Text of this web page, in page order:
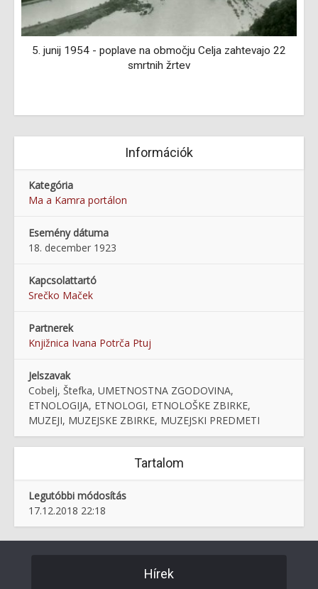
5. junij 1954 - poplave na območju Celja zahtevajo 22
smrtnih žrtev
Információk
Kategória
Ma a Kamra portálon
Esemény dátuma
18. december 1923
Kapcsolattartó
Srečko Maček
Partnerek
Knjižnica Ivana Potrča Ptuj
Jelszavak
Cobelj, Štefka, UMETNOSTNA ZGODOVINA,
ETNOLOGIJA, ETNOLOGI, ETNOLOŠKE ZBIRKE,
MUZEJI, MUZEJSKE ZBIRKE, MUZEJSKI PREDMETI
Tartalom
Legutóbbi módosítás
17.12.2018 22:18
Hírek